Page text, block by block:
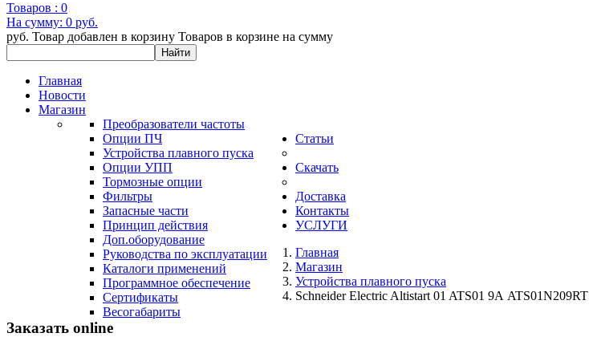
Товаров : 0
На сумму: 0 руб.
руб. Товар добавлен в корзину Товаров в корзине на сумму
Главная
Новости
Магазин
Преобразователи частоты
Опции ПЧ
Устройства плавного пуска
Опции УПП
Тормозные опции
Фильтры
Запасные части
Статьи
Принцип действия
Доп.оборудование
Скачать
Руководства по эксплуатации
Каталоги применений
Программное обеспечение
Сертификаты
Весогабариты
Доставка
Контакты
УСЛУГИ
Главная
Магазин
Устройства плавного пуска
Schneider Electric Altistart 01 ATS01 9А ATS01N209RT
Заказать online